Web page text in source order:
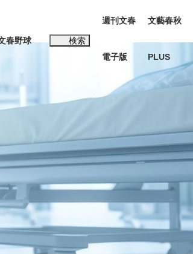
読書
の真実 選手が明かす...
春野球 検索
週刊文春
電子版
文藝春秋
PLUS